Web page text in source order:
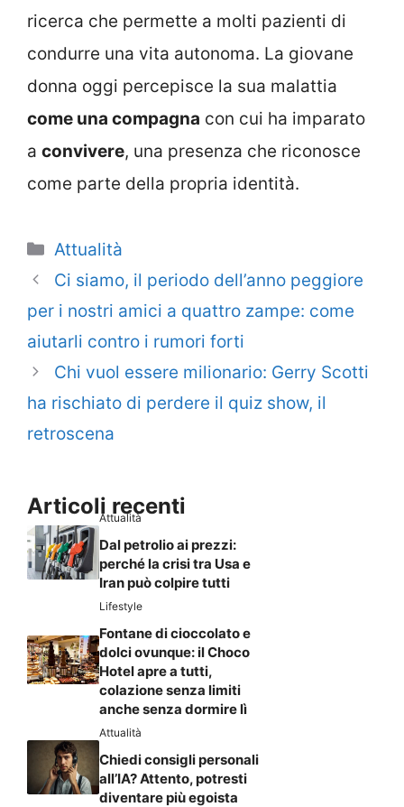
ricerca che permette a molti pazienti di
condurre una vita autonoma. La giovane
donna oggi percepisce la sua malattia
come una compagna con cui ha imparato
a convivere, una presenza che riconosce
come parte della propria identità.
Categorie
Attualità
Ci siamo, il periodo dell’anno peggiore
per i nostri amici a quattro zampe: come
aiutarli contro i rumori forti
Chi vuol essere milionario: Gerry Scotti
ha rischiato di perdere il quiz show, il
retroscena
Articoli recenti
Attualità
Dal petrolio ai prezzi:
perché la crisi tra Usa e
Iran può colpire tutti
Lifestyle
Fontane di cioccolato e
dolci ovunque: il Choco
Hotel apre a tutti,
colazione senza limiti
anche senza dormire lì
Attualità
Chiedi consigli personali
all’IA? Attento, potresti
diventare più egoista